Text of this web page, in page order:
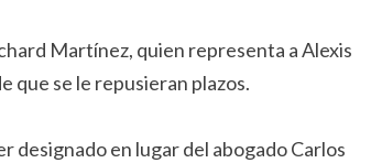
Martínez, quien representa a Alexis
que se le repusieran plazos.
designado en lugar del abogado Carlos